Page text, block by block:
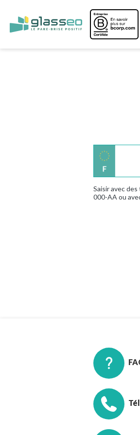
Image
Saisir avec
000-AA ou